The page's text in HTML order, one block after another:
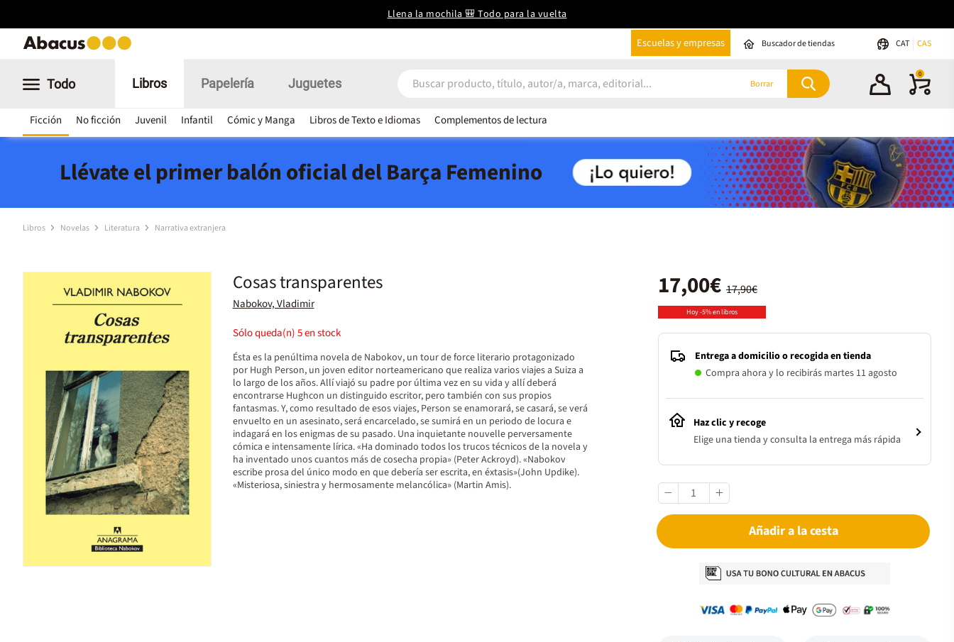
Llena la mochila 🎒 Todo para la vuelta
Escuelas y empresas Buscador de tiendas CAT CAS
Todo Libros
Ficción No ficción Juvenil Infantil Cómic y Manga Libros de Texto e Idiomas Complementos de lectura
Papelería Juguetes Borrar
0
Llévate el primer balón oficial del Barça Femenino
Libros Novelas Literatura Narrativa extranjera
Cosas transparentes
Nabokov, Vladimir
Sólo queda(n)5en stock
Ésta es la penúltima novela de Nabokov, un tour de force literario protagonizado
por Hugh Person, un joven editor norteamericano que realiza varios viajes a Suiza a
lo largo de los años. Allí viajó su padre por última vez en su vida y allí deberá
encontrarse Hughcon un distinguido escritor, pero también con sus propios
fantasmas. Y, como resultado de esos viajes, Person se enamorará, se casará, se verá
envuelto en un asesinato, será encarcelado, se sumirá en un periodo de locura e
indagará en los enigmas de su pasado. Una inquietante nouvelle perversamente
cómica e intensamente lírica. «Ha dominado todos los trucos técnicos de la novela y
ha inventado unos cuantos más de cosecha propia» (Peter Ackroyd). «Nabokov
escribe prosa del único modo en que debería ser escrita, en éxtasis»(John Updike).
«Misteriosa, siniestra y hermosamente melancólica» (Martin Amis).
17,90€
17,00€
Hoy -5% en libros
Entrega a domicilio o recogida en tienda
Compra ahora y lo recibirás martes 11 agosto
Haz clic y recoge
Elige una tienda y consulta la entrega más rápida
Añadir a la cesta